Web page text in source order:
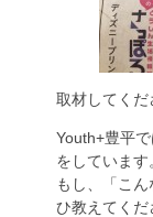
取材してくだ
Youth+豊平
をしています
もし、「こ
ひ教えてくだ